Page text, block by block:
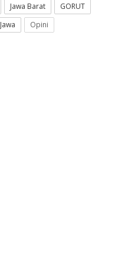
Jawa Barat
GORUT
Jawa Opini